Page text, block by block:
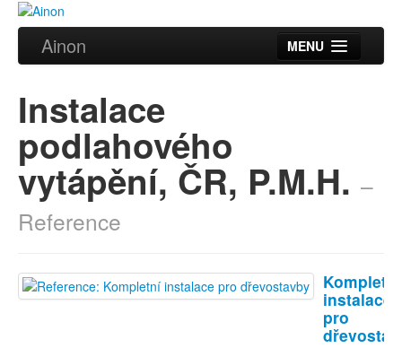
Ainon
MENU
Služby
Reference
Videa
Certifikáty
Kontakt
Instalace
podlahového
vytápění, ČR, P.M.H. –
Reference
Kompletní
instalace
pro